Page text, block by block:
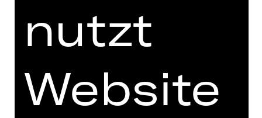
MITTWOCH: B
Preisklassen Erw.:
I 199,20 €
III 147,00 €
IV 111,00 €
V 75,00 €
nutzt
Website